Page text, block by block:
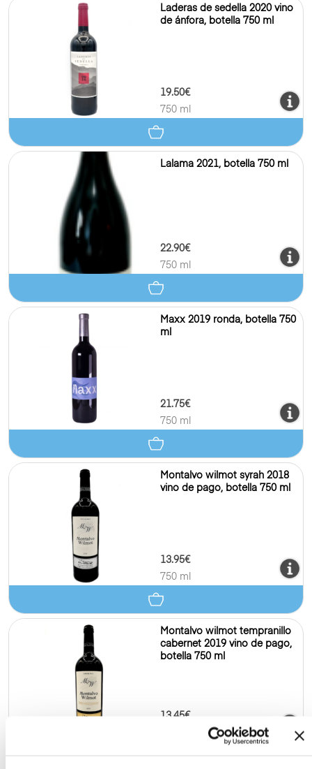
Laderas de sedella 2020 vino
de ánfora, botella 750 ml
19.50€
750 ml
Lalama 2021, botella 750 ml
22.90€
750 ml
Maxx 2019 ronda, botella 750
ml
21.75€
750 ml
Montalvo wilmot syrah 2018
vino de pago, botella 750 ml
13.95€
750 ml
Montalvo wilmot tempranillo
cabernet 2019 vino de pago,
botella 750 ml
13.45€